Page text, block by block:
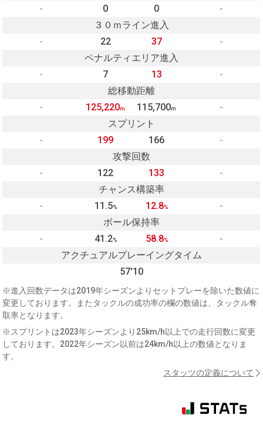
- 0 0
-
３０ｍライン進入
-
22 37
-
ペナルティエリア進入
-
7 13
-
総移動距離
-
125,220m 115,700m
-
スプリント
-
199 166
-
攻撃回数
-
122 133
-
チャンス構築率
-
11.5% 12.8%
-
ボール保持率
-
41.2% 58.8%
-
アクチュアルプレーイングタイム
57'10
※進入回数データは2019年シーズンよりセットプレーを除いた数値に
変更しております。またタックルの成功率の欄の数値は、タックル奪
取率となります。
※スプリントは2023年シーズンより25km/h以上での走行回数に変更
しております。2022年シーズン以前は24km/h以上の数値となりま
す。
スタッツの定義について